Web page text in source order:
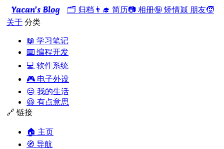
Yacan's Blog 🗂️ 归档 👨‍🎓 简历📷 相册🤪 矫情👯 朋友🧒
关于 分类
📖 学习笔记
⌨️ 编程开发
💻 软件系统
🎮 电子外设
😑 我的生活
😆 有点意思
🔗 链接
🏠 主页
🧭 导航